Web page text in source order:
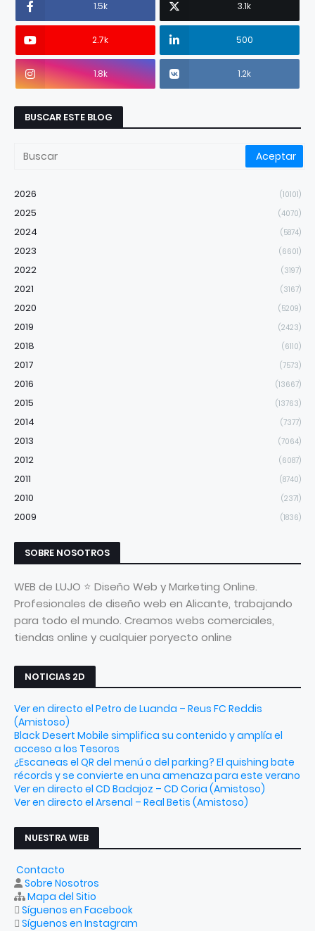
1.5k 3.1k
2.7k 500
1.8k 1.2k
BUSCAR ESTE BLOG
2026 (10101)
2025 (4070)
2024 (5874)
2023 (6601)
2022 (3197)
2021 (3167)
2020 (5209)
2019 (2423)
2018 (6110)
2017 (7573)
2016 (13667)
2015 (13763)
2014 (7377)
2013 (7064)
2012 (6087)
2011 (8740)
2010 (2371)
2009 (1836)
SOBRE NOSOTROS
WEB de LUJO ⭐ Diseño Web y Marketing Online.
Profesionales de diseño web en Alicante, trabajando
para todo el mundo. Creamos webs comerciales,
tiendas online y cualquier poryecto online
NOTICIAS 2D
Ver en directo el Petro de Luanda – Reus FC Reddis
(Amistoso)
Black Desert Mobile simplifica su contenido y amplía el
acceso a los Tesoros
¿Escaneas el QR del menú o del parking? El quishing bate
récords y se convierte en una amenaza para este verano
Ver en directo el CD Badajoz – CD Coria (Amistoso)
Ver en directo el Arsenal – Real Betis (Amistoso)
NUESTRA WEB
Contacto
Sobre Nosotros
Mapa del Sitio
Síguenos en Facebook
Síguenos en Instagram